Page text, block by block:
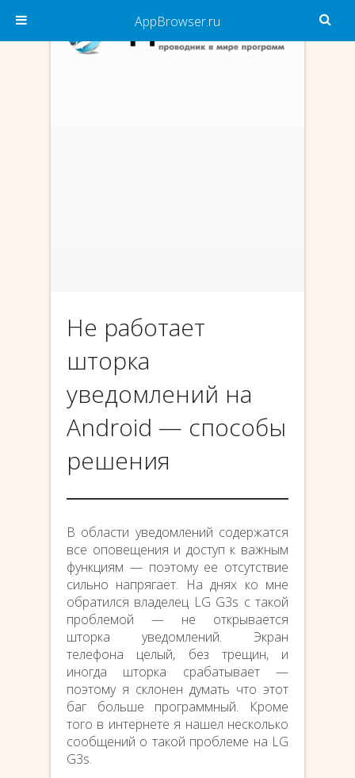
Не работает
шторка
уведомлений на
Android — способы
решения
В области уведомлений содержатся
все оповещения и доступ к важным
функциям — поэтому ее отсутствие
сильно напрягает. На днях ко мне
обратился владелец LG G3s с такой
проблемой — не открывается
шторка уведомлений. Экран
телефона целый, без трещин, и
иногда шторка срабатывает —
поэтому я склонен думать что этот
баг больше программный. Кроме
того в интернете я нашел несколько
сообщений о такой проблеме на LG
G3s.
AppBrowser.ru